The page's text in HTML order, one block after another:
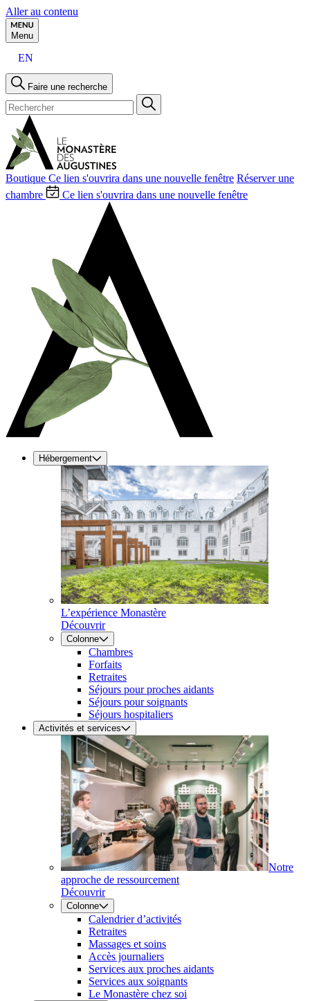
Aller au contenu
Menu
EN
Faire une recherche
Boutique Ce lien s'ouvrira dans une nouvelle fenêtre Réserver une
chambre
Ce lien s'ouvrira dans une nouvelle fenêtre
Hébergement
L’expérience Monastère
Découvrir
Colonne
Chambres
Forfaits
Retraites
Séjours pour proches aidants
Séjours pour soignants
Séjours hospitaliers
Activités et services
Notre
approche de ressourcement
Découvrir
Colonne
Calendrier d’activités
Retraites
Massages et soins
Accès journaliers
Services aux proches aidants
Services aux soignants
Le Monastère chez soi